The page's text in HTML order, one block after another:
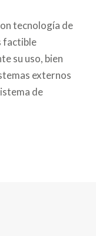
tecnología de
factible
su uso, bien
externos
de